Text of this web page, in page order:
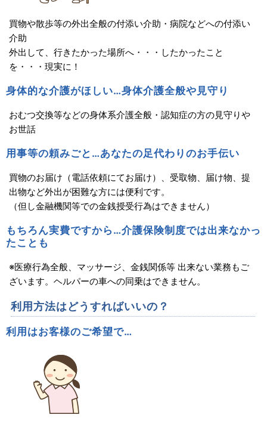
買物や散歩等の外出全般の付添い介助・病院などへの付添い
介助
外出して、行きたかった場所へ・・・したかったこと
を・・・現実に！
身体的な介護がほしい…身体介護全般や見守り
おむつ交換等などの身体系介護全般・認知症の方の見守りや
お世話
用事等の頼みごと…あなたの足代わりのお手伝い
買物のお届け（電話依頼にてお届け）、受取物、届け物、提
出物など外出が困難な方には便利です。
（但し金融機関等での金銭授受行為はできません）
もちろん実費ですから…介護保険制度では出来なかっ
たことも
※医療行為全般、マッサージ、金銭関係等 出来ない業務もご
ざいます。ヘルパーの車への同乗はできません。
利用方法はどうすればいいの？
利用はお客様のご希望で…